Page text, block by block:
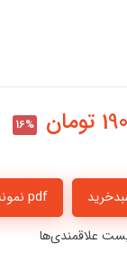
تومان 16%
pdf نمونه محصول